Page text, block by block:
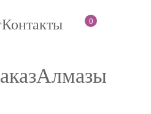
Контакты 0
Алмазы